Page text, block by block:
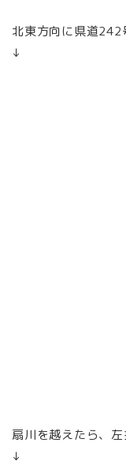
北東方向に県道242
↓
扇川を越えたら、左
↓